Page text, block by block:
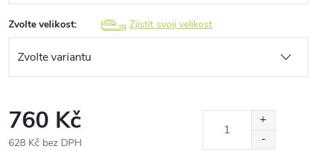
Zvolte velikost: Zjistit svoji velikost
760 Kč
628 Kč bez DPH